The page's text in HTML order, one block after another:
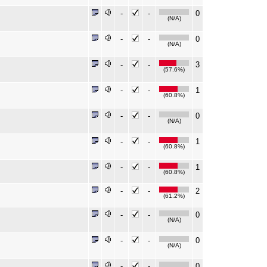
- -
(N/A)
0
- -
(N/A)
0
- -
(57.6%)
3
- -
(60.8%)
1
- -
(N/A)
0
- -
(60.8%)
1
- -
(60.8%)
1
- -
(61.2%)
2
- -
(N/A)
0
- -
(N/A)
0